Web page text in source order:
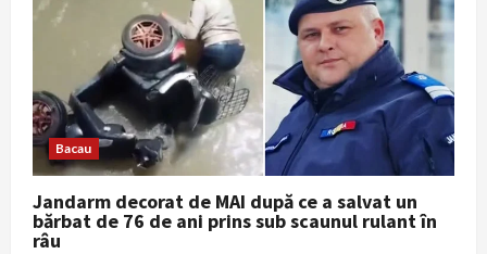
după
ce
au
șantajat
un
hunedorean
pentru
a
„închide”
un
dosar
poze
intime
Bacau
Jandarm decorat de MAI după ce a salvat un
bărbat de 76 de ani prins sub scaunul rulant în
râu